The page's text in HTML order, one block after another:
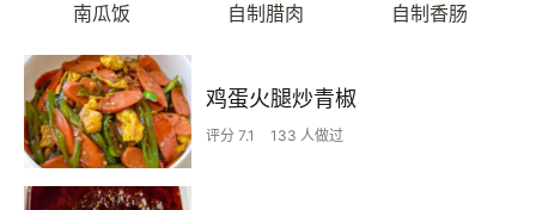
南瓜饭 自制腊肉 自制香肠
鸡蛋火腿炒青椒
评分 7.1 133 人做过